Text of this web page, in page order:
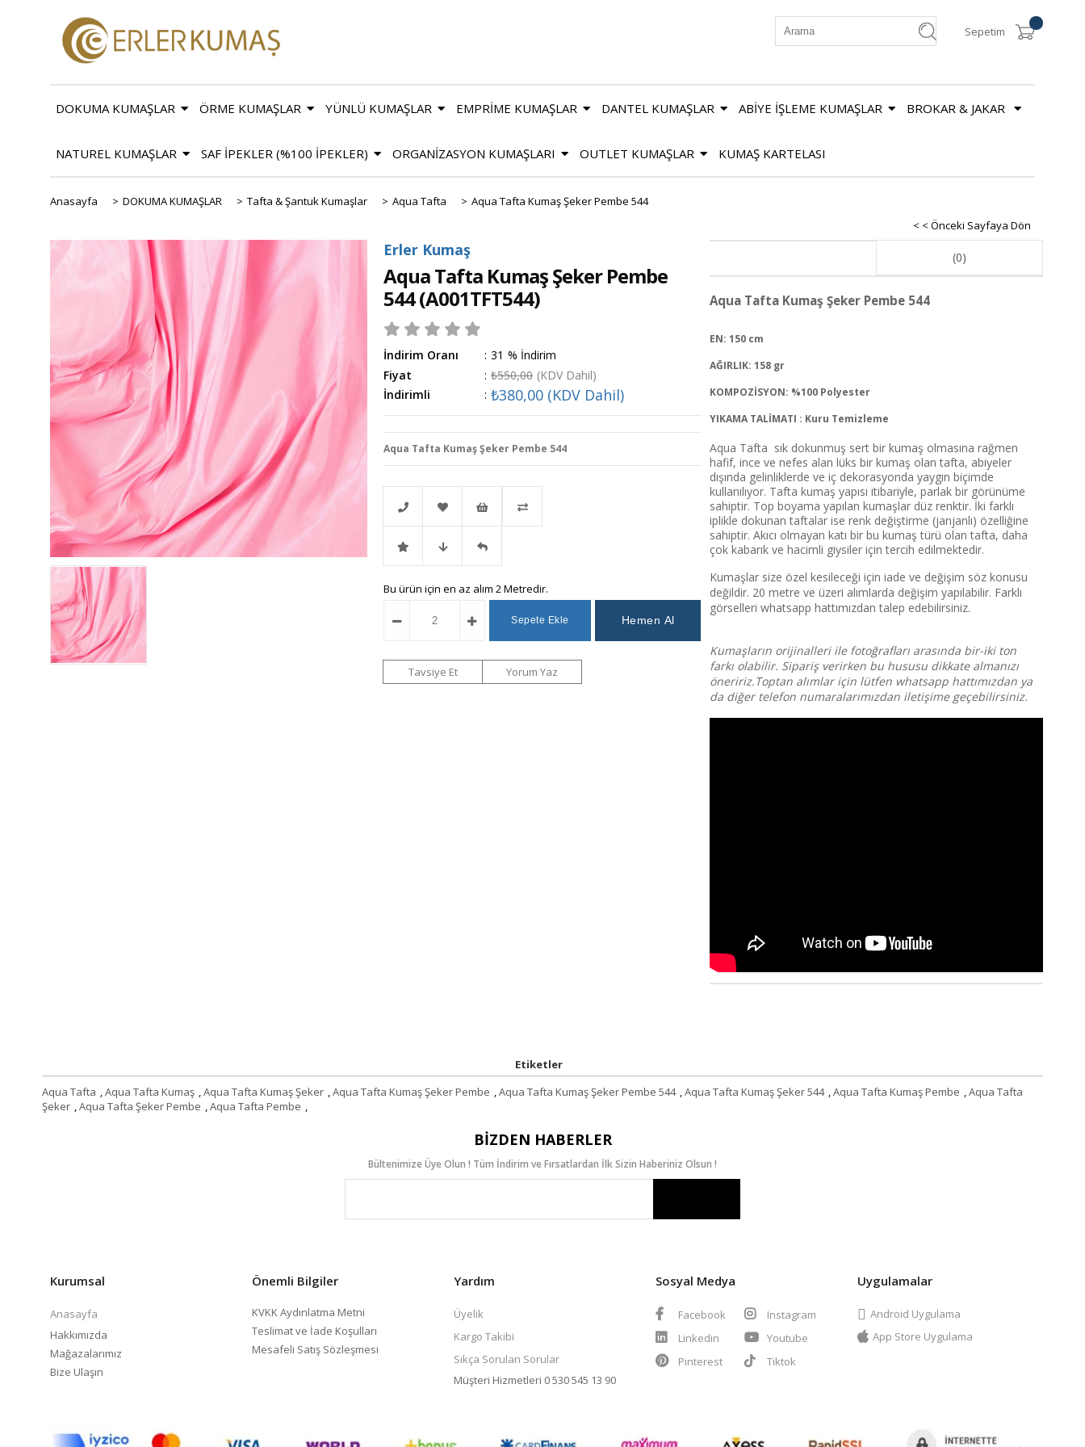
Sepetim
DOKUMA KUMAŞLAR ÖRME KUMAŞLAR YÜNLÜ KUMAŞLAR EMPRİME KUMAŞLAR DANTEL KUMAŞLAR ABİYE İŞLEME KUMAŞLAR BROKAR & JAKAR
NATUREL KUMAŞLAR SAF İPEKLER (%100 İPEKLER) ORGANİZASYON KUMAŞLARI OUTLET KUMAŞLAR KUMAŞ KARTELASI
Anasayfa > DOKUMA KUMAŞLAR > Tafta & Şantuk Kumaşlar > Aqua Tafta > Aqua Tafta Kumaş Şeker Pembe 544
< < Önceki Sayfaya Dön
Erler Kumaş
Aqua Tafta Kumaş Şeker Pembe
544(A001TFT544)
İndirim Oranı : %
31
İndirim
Fiyat
: ₺550,00 (KDV Dahil)
İndirimli
: ₺380,00 (KDV Dahil)
Aqua Tafta Kumaş Şeker Pembe 544
Telefonla
Sipariş
Favorilere
Ekle
İstek
Listeme
Ekle
İndirimli Fiyat
Düşünce
Haber
Gelince
Haber
Bu ürün için en az alım 2 Metredir.
Tavsiye Et Yorum Yaz
(0)
Aqua Tafta Kumaş Şeker Pembe 544
EN: 150 cm
AĞIRLIK: 158 gr
KOMPOZİSYON: %100 Polyester
YIKAMA TALİMATI : Kuru Temizleme
Aqua Tafta sık dokunmuş sert bir kumaş olmasına rağmen
hafif, ince ve nefes alan lüks bir kumaş olan tafta, abiyeler
dışında gelinliklerde ve iç dekorasyonda yaygın biçimde
kullanılıyor. Tafta kumaş yapısı itibariyle, parlak bir görünüme
sahiptir. Top boyama yapılan kumaşlar düz renktir. İki farklı
iplikle dokunan taftalar ise renk değiştirme (janjanlı) özelliğine
sahiptir. Akıcı olmayan katı bir bu kumaş türü olan tafta, daha
çok kabarık ve hacimli giysiler için tercih edilmektedir.
Kumaşlar size özel kesileceği için iade ve değişim söz konusu
değildir. 20 metre ve üzeri alımlarda değişim yapılabilir. Farklı
görselleri whatsapp hattımızdan talep edebilirsiniz.
Kumaşların orijinalleri ile fotoğrafları arasında bir-iki ton
farkı olabilir. Sipariş verirken bu hususu dikkate almanızı
öneririz.Toptan alımlar için lütfen whatsapp hattımızdan ya
da diğer telefon numaralarımızdan iletişime geçebilirsiniz.
Etiketler
Aqua Tafta ,Aqua Tafta Kumaş ,Aqua Tafta Kumaş Şeker ,Aqua Tafta Kumaş Şeker Pembe ,Aqua Tafta Kumaş Şeker Pembe 544 ,Aqua Tafta Kumaş Şeker 544 ,Aqua Tafta Kumaş Pembe ,Aqua Tafta
Şeker ,Aqua Tafta Şeker Pembe ,Aqua Tafta Pembe ,
BIZDEN HABERLER
Bültenimize Üye Olun ! Tüm İndirim ve Fırsatlardan İlk Sizin Haberiniz Olsun !
Kurumsal
Anasayfa
Hakkımızda
Mağazalarımız
Bize Ulaşın
Önemli Bilgiler
KVKK Aydınlatma Metni
Teslimat ve İade Koşulları
Mesafeli Satış Sözleşmesi
Yardım
Üyelik
Kargo Takibi
Sıkça Sorulan Sorular
Müşteri Hizmetleri 0 530 545 13 90
Sosyal Medya
Facebook
Instagram
Linkedin
Youtube
Pinterest
Tiktok
Uygulamalar
Android Uygulama
App Store Uygulama